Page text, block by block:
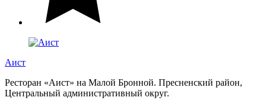
Аист
Ресторан «Аист» на Малой Бронной. Пресненский район,
Центральный административный округ.